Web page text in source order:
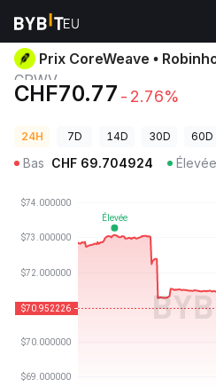
Prix des cryptos Prix CoreWeave •
Prix CoreWeave •
CRWV
CHF70.77 -2.76%
24H 7D 14D 30D 60D
Bas CHF 69.704924 Élevée